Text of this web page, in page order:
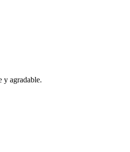
y agradable.